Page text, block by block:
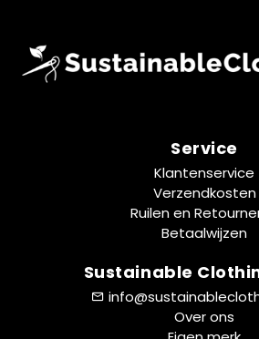
Service
Klantenservice
Verzendkosten
Ruilen en
Betaalwijzen
Sustainable
Over ons